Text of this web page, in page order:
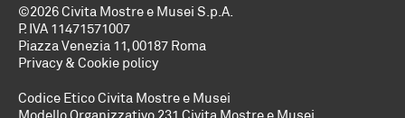
©2026 Civita Mostre e Musei S.p.A.
P. IVA 11471571007
Piazza Venezia 11, 00187 Roma
Privacy & Cookie policy
Codice Etico Civita Mostre e Musei
Modello Organizzativo 231 Civita Mostre e Musei